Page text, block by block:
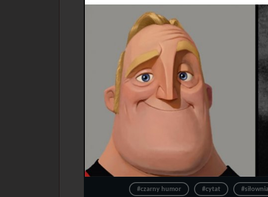
#czarny humor #cytat #siłownia